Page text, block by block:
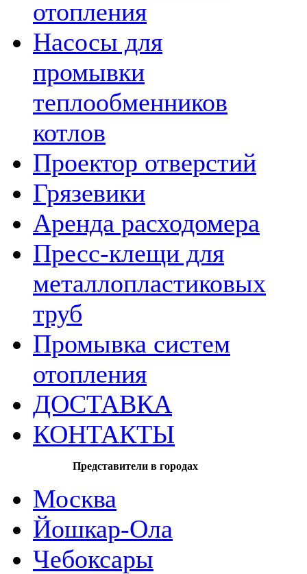
отопления
Насосы для
промывки
теплообменников
котлов
Проектор отверстий
Грязевики
Аренда расходомера
Пресс-клещи для
металлопластиковых
труб
Промывка систем
отопления
ДОСТАВКА
КОНТАКТЫ
Представители в городах
Москва
Йошкар-Ола
Чебоксары